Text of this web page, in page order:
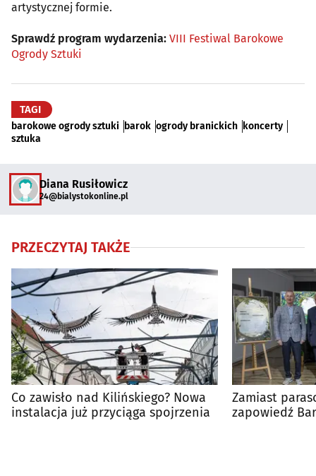
artystycznej formie.
Sprawdź program wydarzenia: VIII Festiwal Barokowe
Ogrody Sztuki
TAGI
barokowe ogrody sztuki barok ogrody branickich koncerty
sztuka
Diana Rusiłowicz
24@bialystokonline.pl
PRZECZYTAJ TAKŻE
Co zawisło nad Kilińskiego? Nowa
instalacja już przyciąga spojrzenia
Zamiast
zapowiedź